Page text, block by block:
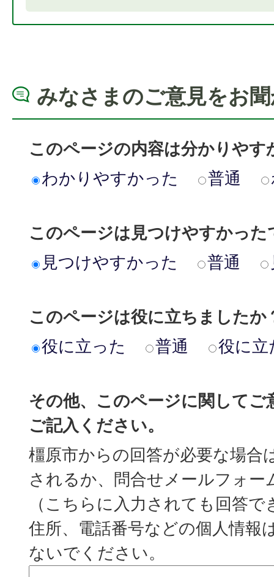
みなさまのご意見をお
このページの内容は分かりやす
わかりやすかった
普通
このページは見つけやすかった
見つけやすかった
普通
このページは役に立ちましたか
役に立った
普通 役に立
その他、このページに関してご
ご記入ください。
橿原市からの回答が必要な場合
されるか、問合せメールフォー
（こちらに入力されても回答
住所、電話番号などの個人情報
ないでください。